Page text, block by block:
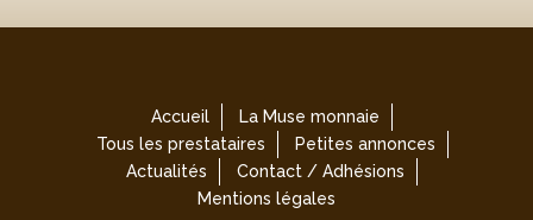
Accueil
La Muse monnaie
Tous les prestataires
Petites annonces
Actualités
Contact / Adhésions
Mentions légales